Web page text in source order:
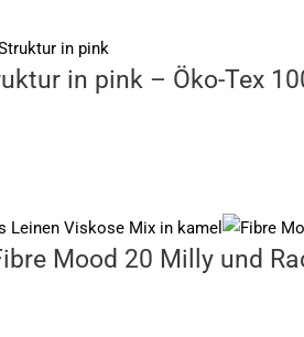
in pink – Öko-Tex
Mood 20 Milly und